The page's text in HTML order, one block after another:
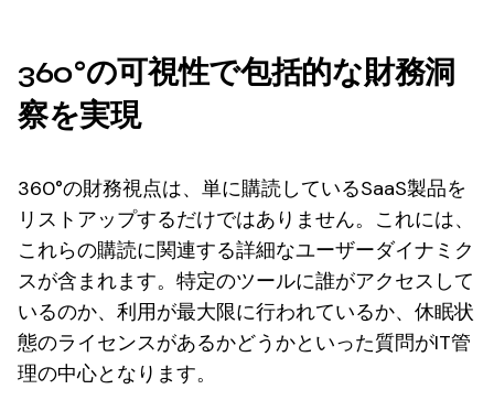
360°の可視性で包括的な財務洞
察を実現
360°の財務視点は、単に購読しているSaaS製品を
リストアップするだけではありません。これには、
これらの購読に関連する詳細なユーザーダイナミク
スが含まれます。特定のツールに誰がアクセスして
いるのか、利用が最大限に行われているか、休眠状
態のライセンスがあるかどうかといった質問がIT管
理の中心となります。